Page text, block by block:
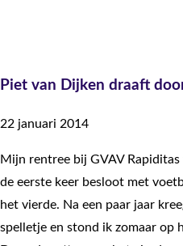
Piet van Dijken draaft
22 januari 2014
Mijn rentree bij GVAV
de eerste keer besloot met
het vierde. Na een paar jaar
spelletje en stond ik zomaar op